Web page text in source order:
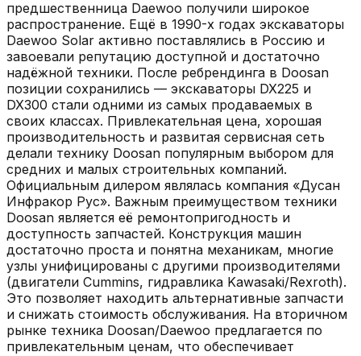
предшественница Daewoo получили широкое
распространение. Ещё в 1990-х годах экскаваторы
Daewoo Solar активно поставлялись в Россию и
завоевали репутацию доступной и достаточно
надёжной техники. После ребрендинга в Doosan
позиции сохранились — экскаваторы DX225 и
DX300 стали одними из самых продаваемых в
своих классах. Привлекательная цена, хорошая
производительность и развитая сервисная сеть
делали технику Doosan популярным выбором для
средних и малых строительных компаний.
Официальным дилером являлась компания «Дусан
Инфракор Рус». Важным преимуществом техники
Doosan является её ремонтопригодность и
доступность запчастей. Конструкция машин
достаточно проста и понятна механикам, многие
узлы унифицированы с другими производителями
(двигатели Cummins, гидравлика Kawasaki/Rexroth).
Это позволяет находить альтернативные запчасти
и снижать стоимость обслуживания. На вторичном
рынке техника Doosan/Daewoo предлагается по
привлекательным ценам, что обеспечивает